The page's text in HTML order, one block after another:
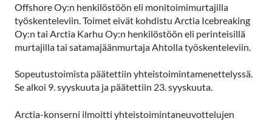
Offshore Oy:n henkilöstöön eli monitoimimurtajilla
työskenteleviin. Toimet eivät kohdistu Arctia Icebreaking
Oy:n tai Arctia Karhu Oy:n henkilöstöön eli perinteisillä
murtajilla tai satamajäänmurtaja Ahtolla työskenteleviin.
Sopeutustoimista päätettiin yhteistoimintamenettelyssä.
Se alkoi 9. syyskuuta ja päätettiin 23. syyskuuta.
Arctia-konserni ilmoitti yhteistoimintaneuvottelujen